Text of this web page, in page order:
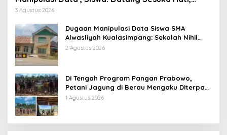
Dana MBG Disalurkan ke Guru & Pesantren
3 Agustus 2026
Dugaan Manipulasi Data Siswa SMA
Alwasliyah Kualasimpang: Sekolah Nihil
Murid Tapi Terima Dana BOS & Paket
2 Agustus 2026
Di Tengah Program Pangan Prabowo,
Petani Jagung di Berau Mengaku Diterpa
Tekanan Aparat
1 Agustus 2026